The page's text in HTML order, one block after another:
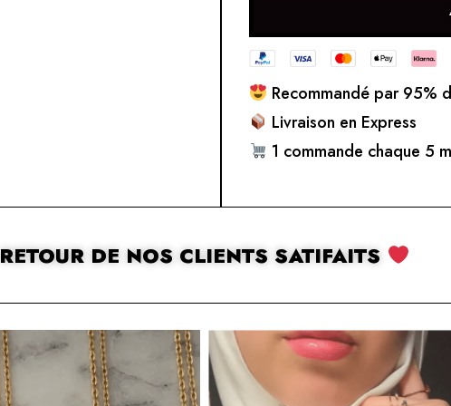
Recommandé par 95%
Livraison en Express
1 commande chaque 5
RETOUR DE NOS CLIENTS SATIFAITS